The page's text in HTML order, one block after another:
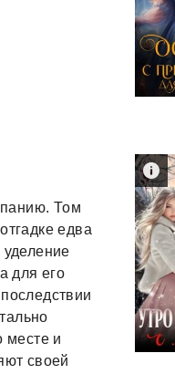
Том
едва
для его
месте и
своей